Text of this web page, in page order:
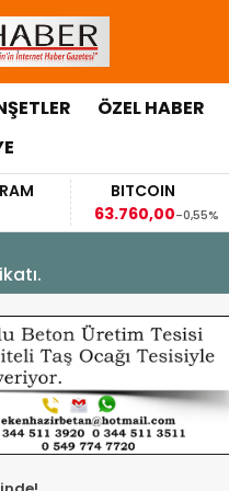
ÖZEL HABER
BITCOIN
63.760,00-0,55%